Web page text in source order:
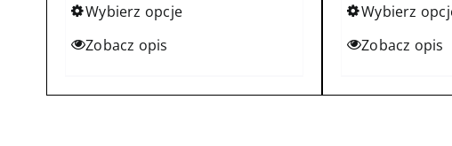
Wybierz opcje
Ten
Zobacz opis
Wybierz
Ten
Zobacz opis